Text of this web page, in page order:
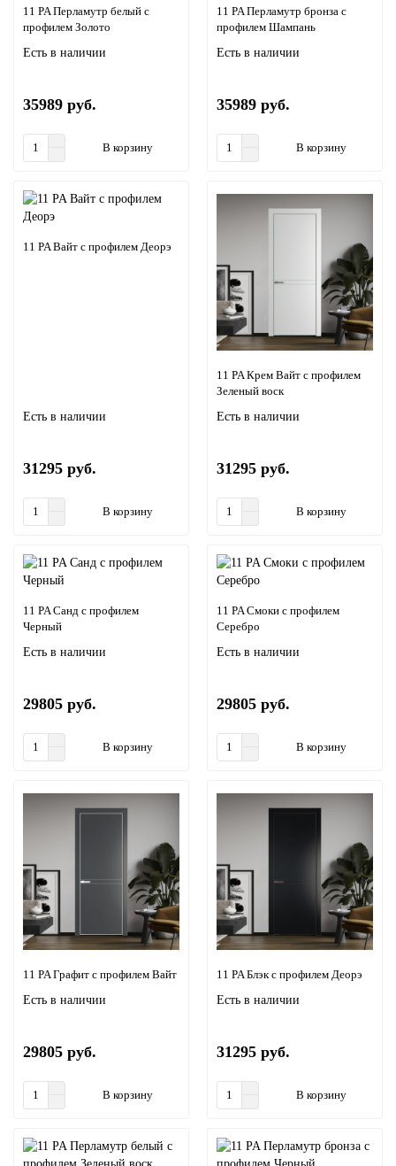
11 PA Перламутр белый с
профилем Золото
Есть в наличии
35989 руб.
В корзину
11 PA Перламутр бронза с
профилем Шампань
Есть в наличии
35989 руб.
В корзину
11 PA Вайт с профилем Деорэ
Есть в наличии
31295 руб.
В корзину
11 PA Крем Вайт с профилем
Зеленый воск
Есть в наличии
31295 руб.
В корзину
11 PA Санд с профилем
Черный
Есть в наличии
29805 руб.
В корзину
11 PA Смоки с профилем
Серебро
Есть в наличии
29805 руб.
В корзину
11 PA Графит с профилем Вайт
Есть в наличии
29805 руб.
В корзину
11 PA Блэк с профилем Деорэ
Есть в наличии
31295 руб.
В корзину